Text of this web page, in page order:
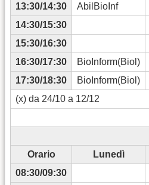
13:30/14:30
AbilBioInf
14:30/15:30
15:30/16:30
16:30/17:30
BioInform(Biol)
17:30/18:30
BioInform(Biol)
(x) da 24/10 a 12/12
Orario
Lunedì
08:30/09:30